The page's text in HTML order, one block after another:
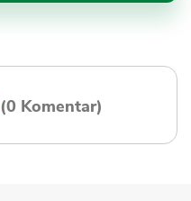
(0 Komentar)